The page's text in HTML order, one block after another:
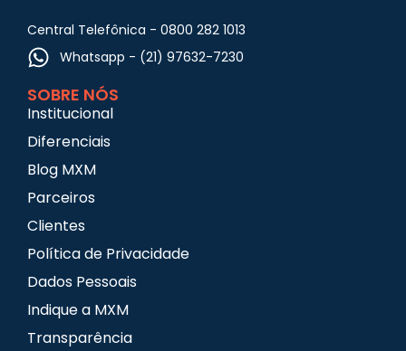
Central Telefônica - 0800 282 1013
Whatsapp - (21) 97632-7230
SOBRE NÓS
Institucional
Diferenciais
Blog MXM
Parceiros
Clientes
Política de Privacidade
Dados Pessoais
Indique a MXM
Transparência